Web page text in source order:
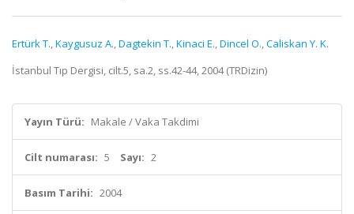
Ertürk T.,Kaygusuz A.,Dagtekin T.,Kinaci E.,Dincel O.,Caliskan Y. K.
İstanbul Tıp Dergisi, cilt.5, sa.2, ss.42-44, 2004 (TRDizin)
Yayın Türü: Makale / Vaka Takdimi
Cilt numarası: 5 Sayı: 2
Basım Tarihi: 2004